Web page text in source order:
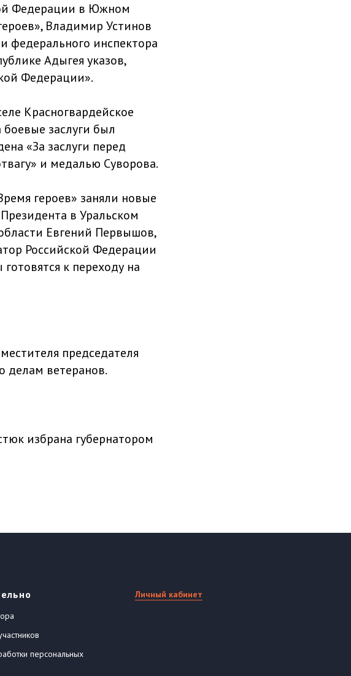
Федерации в Южном
Владимир Устинов
федерального инспектора
Адыгея указов,
Федерации».
Красногвардейское
боевые заслуги был
«За заслуги перед
и медалью Суворова.
героев» заняли новые
в Уральском
Евгений Первышов,
Российской Федерации
к переходу на
председателя
делам ветеранов.
избрана губернатором
персональных
Личный кабинет